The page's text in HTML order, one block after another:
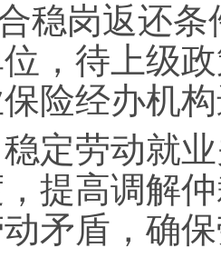
岗返还条
，待上级
险经办机
劳动就业
提高调解
矛盾，确